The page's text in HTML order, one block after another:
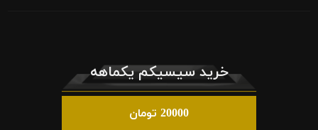
خرید سیسیکم یکماهه
20000 تومان